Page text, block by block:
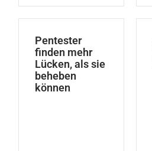
Pentester
finden mehr
Lücken, als sie
beheben
können